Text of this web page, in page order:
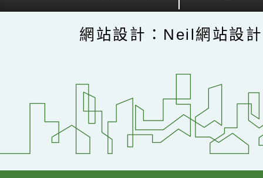
網站設計：Neil網站設